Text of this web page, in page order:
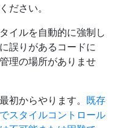
ださい。
イルを自動的に強制し
誤りがあるコードに
理の場所がありませ
初からやります。 既存
スタイルコントロール